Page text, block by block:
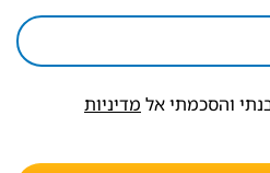
והסכמתי אל מדיניות